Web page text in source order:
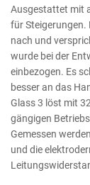
Ausgestattet mit
für Steigerungen.
nach und
wurde bei der
einbezogen. Es
besser an das
Glass 3 löst mit
gängigen
Gemessen
und die